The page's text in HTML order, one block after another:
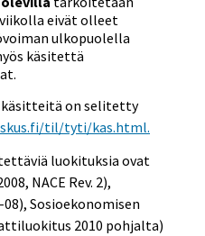
eivät olleet
ulkopuolella
käsitettä
on selitetty
til/tyti/kas.html.
luokituksia ovat
NACE Rev. 2),
Sosioekonomisen
2010 pohjalta)